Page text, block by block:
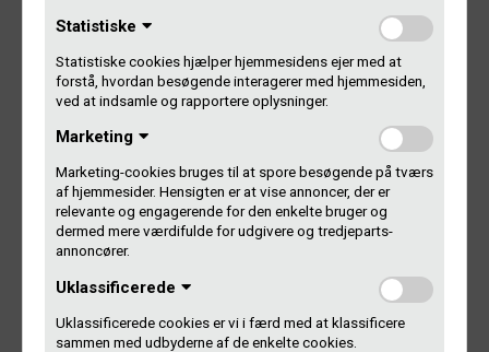
Statistiske
Statistiske cookies hjælper hjemmesidens ejer med at
forstå, hvordan besøgende interagerer med hjemmesiden,
ved at indsamle og rapportere oplysninger.
Marketing
Marketing-cookies bruges til at spore besøgende på tværs
af hjemmesider. Hensigten er at vise annoncer, der er
relevante og engagerende for den enkelte bruger og
dermed mere værdifulde for udgivere og tredjeparts-
annoncører.
Uklassificerede
Uklassificerede cookies er vi i færd med at klassificere
sammen med udbyderne af de enkelte cookies.
Business Central, men det er ikke et krav
Har blik for at inddrage relevante kolleger på tværs af
organisationen og bidrage aktivt til løsningen af
økonomiske problemstillinger
Hvad tilbyder vi?
Hos Gramex får du mulighed for at arbejde i en branche,
hvor musikken spiller en helt central rolle. Vi kan tilbyde et
meningsfuldt fuldtidsjob midt i København med gode
muligheder for at udvikle dig både fagligt og socialt. Din
ugentlige arbejdstid er 37 timer, inkl. betalt frokost.